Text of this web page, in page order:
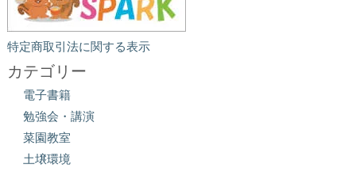
特定商取引法に関する表示
カテゴリー
電子書籍
勉強会・講演
菜園教室
土壌環境